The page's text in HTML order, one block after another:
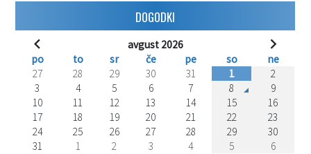
DOGODKI
avgust 2026
po
to sr če pe so
ne
27
28 29 30 31 1
2
3
4 5 6 7 8
9
10
11 12 13 14 15
16
17
18 19 20 21 22
23
24
25 26 27 28 29
30
31
1 2 3 4 5 6